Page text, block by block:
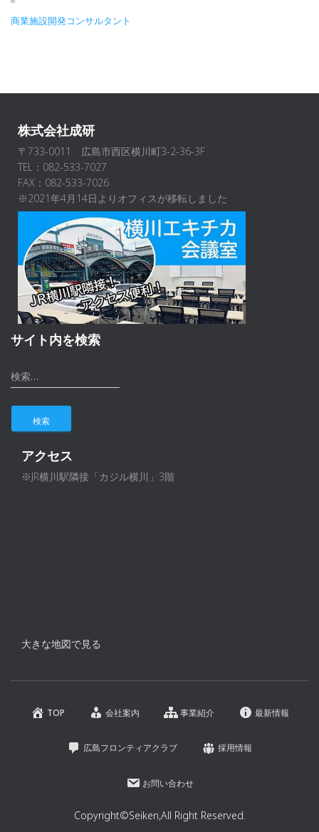
商業施設開発コンサルタント
株式会社成研
〒733-0011 広島市西区横川町3-2-36-3F
TEL：082-533-7027
FAX：082-533-7026
※2021年4月14日よりオフィスが移転しました
サイト内を検索
検
索
検索…
アクセス
※JR横川駅隣接「カジル横川」3階
大きな地図で見る
TOP 会社案内 事業紹介 最新情報
広島フロンティアクラブ 採用情報
お問い合わせ
Copyright©Seiken,All Right Reserved.